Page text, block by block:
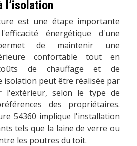
l’isolation
est une étape importante
énergétique d'une
de maintenir une
confortable tout en
de chauffage et de
isolation peut être réalisée par
l'extérieur, selon le type de
des propriétaires.
54360 implique l'installation
tels que la laine de verre ou
les poutres du toit.